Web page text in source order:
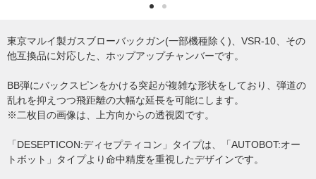
東京マルイ製ガスブローバックガン(一部機種除く)、VSR-10、その
他互換品に対応した、ホップアップチャンバーです。
BB弾にバックスピンをかける突起が複雑な形状をしており、弾道の
乱れを抑えつつ飛距離の大幅な延長を可能にします。
※二枚目の画像は、上方向からの透視図です。
「DESEPTICON:ディセプティコン」タイプは、「AUTOBOT:オー
トボット」タイプより命中精度を重視したデザインです。